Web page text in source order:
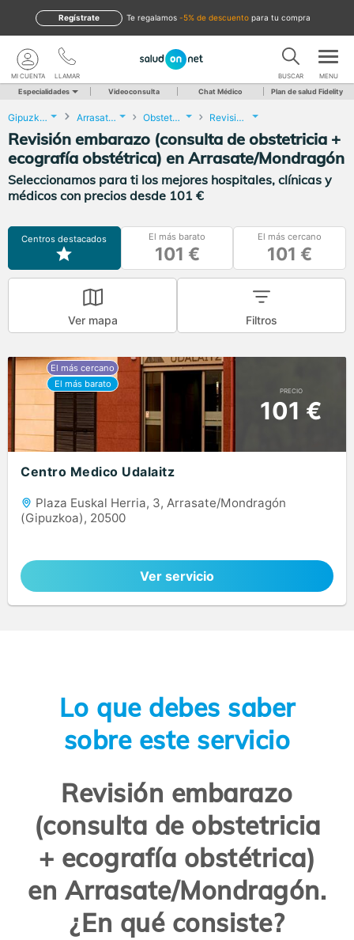
te regalamos -5% de descuento para tu compra
Regístrate
LLAMAR
MI CUENTA BUSCAR MENU
Especialidades Videoconsulta Chat Médico Plan de salud Fidelity
Gipuzkoa Arrasate/Mondragón Obstetricia y Ginecología Revisión embarazo (consulta de obstetricia + ecografía obstétrica)
Revisión embarazo (consulta de obstetricia +
ecografía obstétrica) en Arrasate/Mondragón
Seleccionamos para ti los mejores hospitales, clínicas y
médicos con precios desde 101 €
Centros destacados El más barato
101 €
El más cercano
101 €
Ver mapa Filtros
PRECIO
101 €
Centro Medico Udalaitz
Plaza Euskal Herria, 3, Arrasate/Mondragón
(Gipuzkoa), 20500
Ver servicio
Lo que debes saber
sobre este servicio
Revisión embarazo
(consulta de obstetricia
+ ecografía obstétrica)
en Arrasate/Mondragón.
¿En qué consiste?